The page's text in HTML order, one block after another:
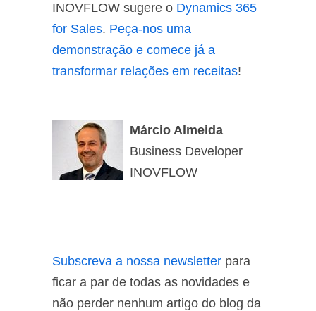
INOVFLOW sugere o Dynamics 365
for Sales. Peça-nos uma
demonstração e comece já a
transformar relações em receitas!
Márcio Almeida
Business Developer
INOVFLOW
Subscreva a nossa newsletter para
ficar a par de todas as novidades e
não perder nenhum artigo do blog da